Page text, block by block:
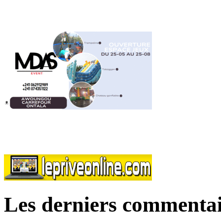
Les derniers